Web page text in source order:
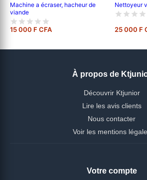
Machine a écraser, hacheur de
viande
15 000 F CFA
Nettoyeur
25 000 F
À propos de
Découvrir Ktjunior
Lire les avis clients
Nous contacter
Voir les mentions
Votre compte